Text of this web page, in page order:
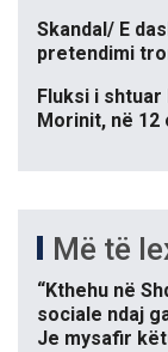
Skandal/ E
pretendimi
Fluksi i
Morinit, në
Më të
“Kthehu në
sociale ndaj
Je mysafir